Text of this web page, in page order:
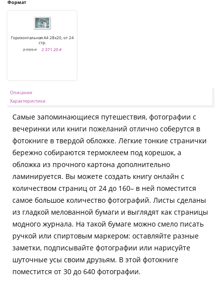
Формат
Горизонтальная А4 28х20, от 24
стр.
2 965 ₽
2 371.20 ₽
Описание
Характеристики
Самые запоминающиеся путешествия, фотографии с
вечеринки или книги пожеланий отлично соберутся в
фотокниге в твердой обложке. Лёгкие тонкие странички
бережно собираются термоклеем под корешок, а
обложка из прочного картона дополнительно
ламинируется. Вы можете создать книгу онлайн с
количеством страниц от 24 до 160– в ней поместится
самое большое количество фотографий. Листы сделаны
из гладкой мелованной бумаги и выглядят как страницы
модного журнала. На такой бумаге можно смело писать
ручкой или спиртовым маркером: оставляйте разные
заметки, подписывайте фотографии или нарисуйте
шуточные усы своим друзьям. В этой фотокниге
поместится от 30 до 640 фотографии.